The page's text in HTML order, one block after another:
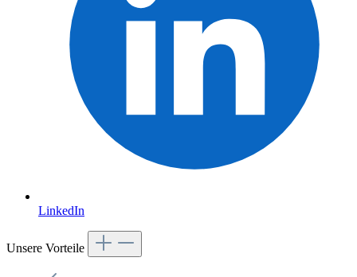
LinkedIn
Unsere Vorteile